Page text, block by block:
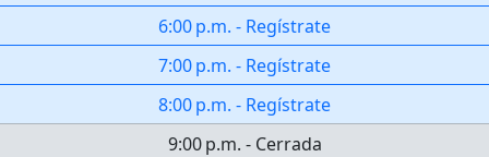
6:00 p.m. - Regístrate
7:00 p.m. - Regístrate
8:00 p.m. - Regístrate
9:00 p.m. - Cerrada